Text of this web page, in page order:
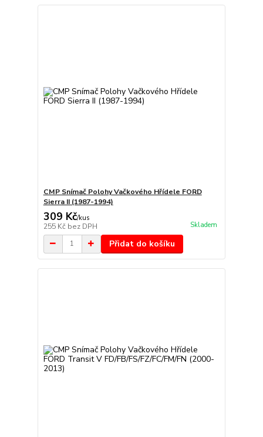
CMP Snímač Polohy Vačkového Hřídele FORD
Sierra II (1987-1994)
309 Kč/kus
255 Kč bez DPH Skladem
Přidat do košíku